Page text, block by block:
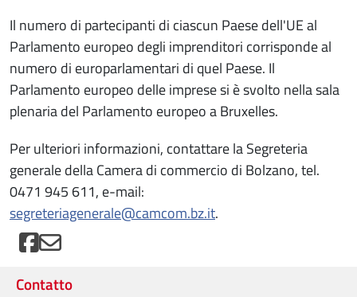
Il numero di partecipanti di ciascun Paese dell'UE al
Parlamento europeo degli imprenditori corrisponde al
numero di europarlamentari di quel Paese. Il
Parlamento europeo delle imprese si è svolto nella sala
plenaria del Parlamento europeo a Bruxelles.
Per ulteriori informazioni, contattare la Segreteria
generale della Camera di commercio di Bolzano, tel.
0471 945 611, e-mail:
segreteriagenerale@camcom.bz.it.
Contatto